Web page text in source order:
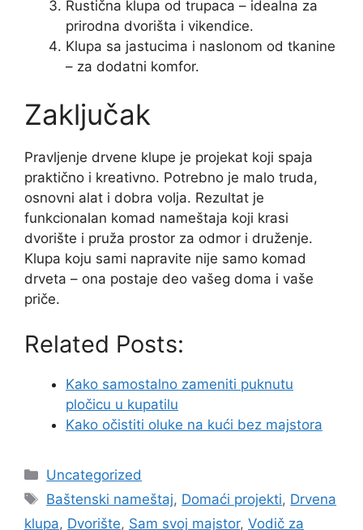
Rustična klupa od trupaca – idealna za
prirodna dvorišta i vikendice.
Klupa sa jastucima i naslonom od tkanine
– za dodatni komfor.
Zaključak
Pravljenje drvene klupe je projekat koji spaja
praktično i kreativno. Potrebno je malo truda,
osnovni alat i dobra volja. Rezultat je
funkcionalan komad nameštaja koji krasi
dvorište i pruža prostor za odmor i druženje.
Klupa koju sami napravite nije samo komad
drveta – ona postaje deo vašeg doma i vaše
priče.
Related Posts:
Kako samostalno zameniti puknutu
pločicu u kupatilu
Kako očistiti oluke na kući bez majstora
Categories
Uncategorized
Tags
Baštenski nameštaj, Domaći projekti, Drvena
klupa, Dvorište, Sam svoj majstor, Vodič za